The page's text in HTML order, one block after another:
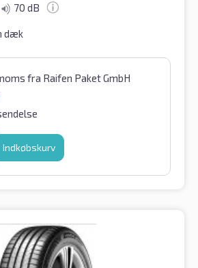
70 dB
dæk
fra Raifen Paket GmbH
Indkøbskurv